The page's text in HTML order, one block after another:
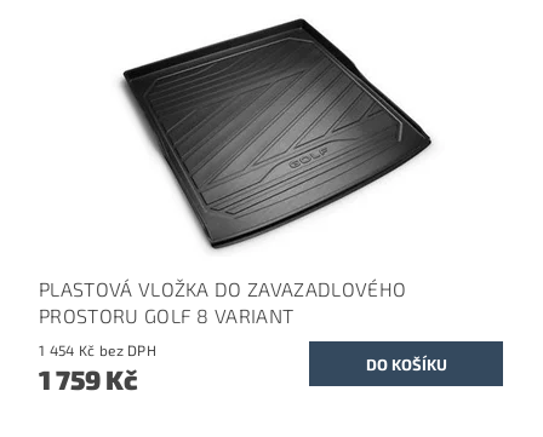
PLASTOVÁ VLOŽKA DO ZAVAZADLOVÉHO
PROSTORU GOLF 8 VARIANT
1 454 Kč bez DPH
1 759 Kč